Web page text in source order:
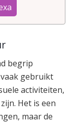
begrip
gebruikt
activiteiten,
Het is een
maar de